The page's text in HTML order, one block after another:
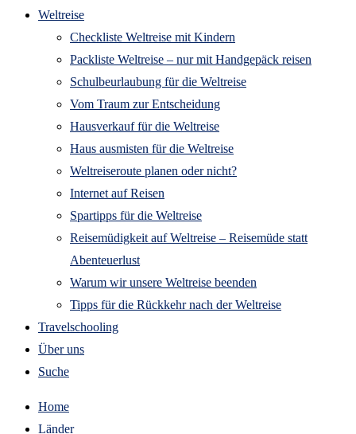
Weltreise
Checkliste Weltreise mit Kindern
Packliste Weltreise – nur mit Handgepäck reisen
Schulbeurlaubung für die Weltreise
Vom Traum zur Entscheidung
Hausverkauf für die Weltreise
Haus ausmisten für die Weltreise
Weltreiseroute planen oder nicht?
Internet auf Reisen
Spartipps für die Weltreise
Reisemüdigkeit auf Weltreise – Reisemüde statt
Abenteuerlust
Warum wir unsere Weltreise beenden
Tipps für die Rückkehr nach der Weltreise
Travelschooling
Über uns
Suche
Home
Länder